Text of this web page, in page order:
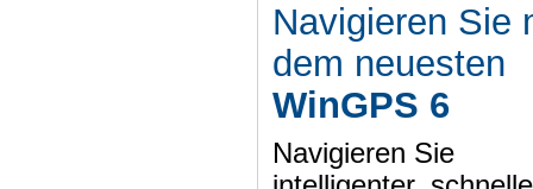
Navigieren Sie
dem neuesten
WinGPS 6
Navigieren Sie